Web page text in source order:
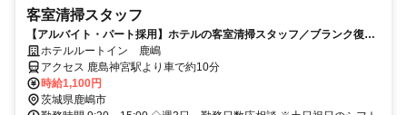
客室清掃スタッフ
【アルバイト・パート採用】ホテルの客室清掃スタッフ／ブランク復
帰・未経験歓迎！主婦(夫)さん活躍中
ホテルルートイン 鹿嶋
アクセス 鹿島神宮駅より車で約10分
時給1,100円
茨城県鹿嶋市